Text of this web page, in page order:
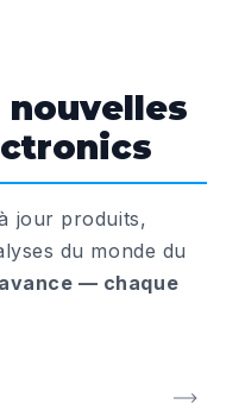
nouvelles
jour produits,
du monde du
— chaque